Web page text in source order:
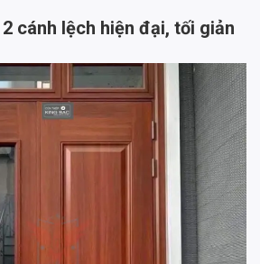
cánh lệch hiện đại, tối giản